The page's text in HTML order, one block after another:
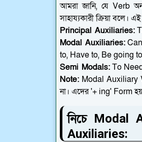
আমরা জানি, যে Verb
সাহায্যকারী ক্রিয়া বলে।
Principal Auxiliaries:
Modal Auxiliaries:
to, Have to, Be going
Semi Modals:To
Note: Modal Auxiliary
না। এদের '+ ing' Form হয়
নিচে Modal
Auxiliaries: